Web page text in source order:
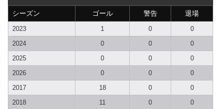
シーズン ゴール 警告 退場
2023 1 0
0
2024
0 0
0
2025
0 0
0
2026
0 0
0
2017
18 0
0
2018
11 0
0